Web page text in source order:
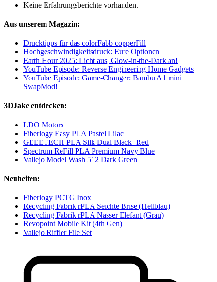
Keine Erfahrungsberichte vorhanden.
Aus unserem Magazin:
Drucktipps für das colorFabb copperFill
Hochgeschwindigkeitsdruck: Eure Optionen
Earth Hour 2025: Licht aus, Glow-in-the-Dark an!
YouTube Episode: Reverse Engineering Home Gadgets
YouTube Episode: Game-Changer: Bambu A1 mini
SwapMod!
3DJake entdecken:
LDO Motors
Fiberlogy Easy PLA Pastel Lilac
GEEETECH PLA Silk Dual Black+Red
Spectrum ReFill PLA Premium Navy Blue
Vallejo Model Wash 512 Dark Green
Neuheiten:
Fiberlogy PCTG Inox
Recycling Fabrik rPLA Seichte Brise (Hellblau)
Recycling Fabrik rPLA Nasser Elefant (Grau)
Revopoint Mobile Kit (4th Gen)
Vallejo Riffler File Set